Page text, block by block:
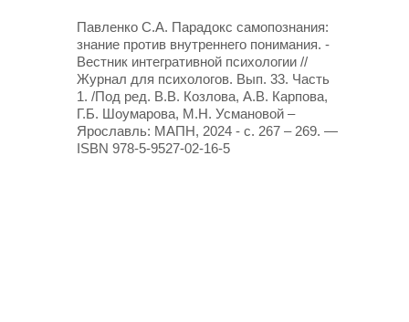
Павленко С.А. Парадокс самопознания:
знание против внутреннего понимания. -
Вестник интегративной психологии //
Журнал для психологов. Вып. 33. Часть
1. /Под ред. В.В. Козлова, А.В. Карпова,
Г.Б. Шоумарова, М.Н. Усмановой –
Ярославль: МАПН, 2024 - с. 267 – 269. —
ISBN 978-5-9527-02-16-5